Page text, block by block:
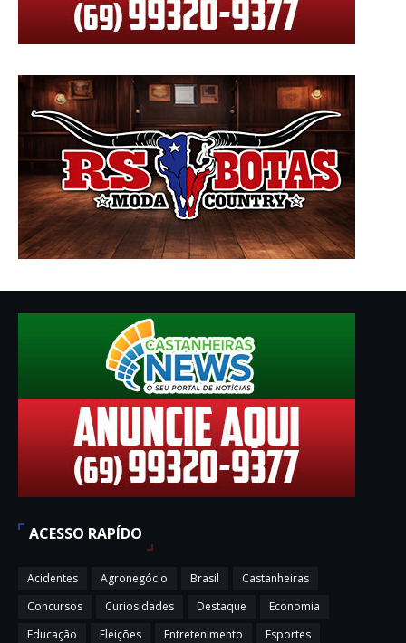
ACESSO RAPÍDO
Acidentes Agronegócio Brasil
Castanheiras
Concursos
Curiosidades Destaque
Economia
Educação
Eleições Entretenimento
Esportes